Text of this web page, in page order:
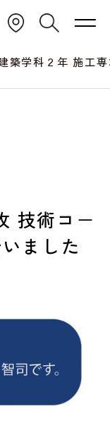
築学科２年 施工
技術コ－
ました